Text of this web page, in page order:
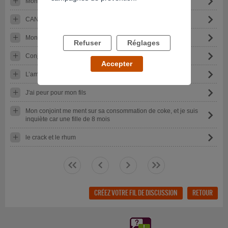
CANNABIS : MA femme pète les plombs tout le temps.
Mon conjoint se drogue
Conjoint cache et nie sa consomation de cocaine
L’amour ou la c
J'ai peur pour mon fils
Mon conjoint me ment sur sa consommation de coke, et je suis
inquiète car une fille de 8 mois
le crack et le rhum
<< < > >>
CRÉEZ VOTRE FIL DE DISCUSSION RETOUR
Refuser Réglages
Accepter